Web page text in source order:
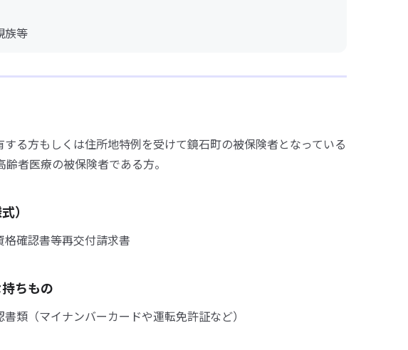
族等
る方もしくは住所地特例を受けて鏡石町の被保険者となっている
者医療の被保険者である方。
）
確認書等再交付請求書
ちもの
類（マイナンバーカードや運転免許証など）